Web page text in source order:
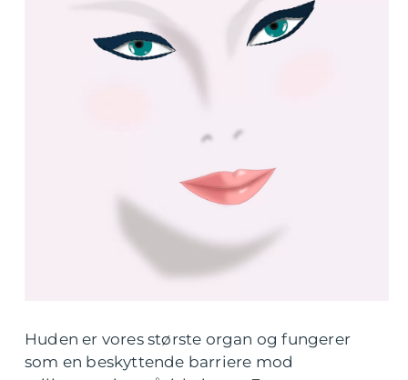
Huden er vores største organ og fungerer
som en beskyttende barriere mod